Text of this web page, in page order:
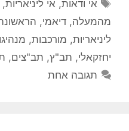
אי ודאות, אי ליניאריות,
מהמעלה, דיאמי,
ליניאריות, מורכבות,
יחזקאלי, תב"ץ, תב"צים,
תגובה אחת